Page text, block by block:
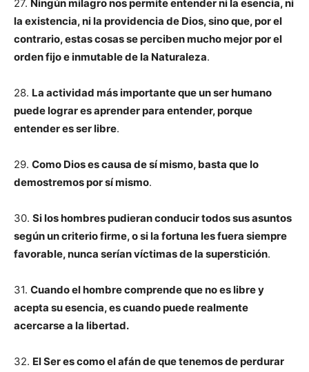
27. Ningún milagro nos permite entender ni la esencia, ni
la existencia, ni la providencia de Dios, sino que, por el
contrario, estas cosas se perciben mucho mejor por el
orden fijo e inmutable de la Naturaleza.
28. La actividad más importante que un ser humano
puede lograr es aprender para entender, porque
entender es ser libre.
29. Como Dios es causa de sí mismo, basta que lo
demostremos por sí mismo.
30. Si los hombres pudieran conducir todos sus asuntos
según un criterio firme, o si la fortuna les fuera siempre
favorable, nunca serían víctimas de la superstición.
31. Cuando el hombre comprende que no es libre y
acepta su esencia, es cuando puede realmente
acercarse a la libertad.
32. El Ser es como el afán de que tenemos de perdurar